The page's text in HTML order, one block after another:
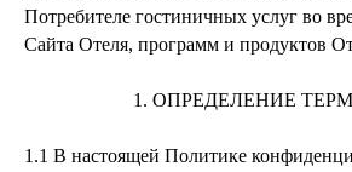
Потребителе гостиничных услуг во
Сайта Отеля, программ и продуктов
1. ОПРЕДЕЛЕНИЕ
1.1 В настоящей Политике